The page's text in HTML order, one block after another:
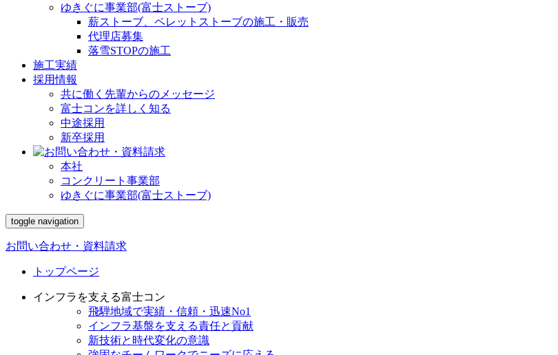
ゆきぐに事業部(富士ストーブ)
薪ストーブ、ペレットストーブの施工・販売
代理店募集
落雪STOPの施工
施工実績
採用情報
共に働く先輩からのメッセージ
富士コンを詳しく知る
中途採用
新卒採用
本社
コンクリート事業部
ゆきぐに事業部(富士ストーブ)
toggle navigation
お問い合わせ・資料請求
トップページ
インフラを支える富士コン
飛騨地域で実績・信頼・迅速No1
インフラ基盤を支える責任と貢献
新技術と時代変化の意識